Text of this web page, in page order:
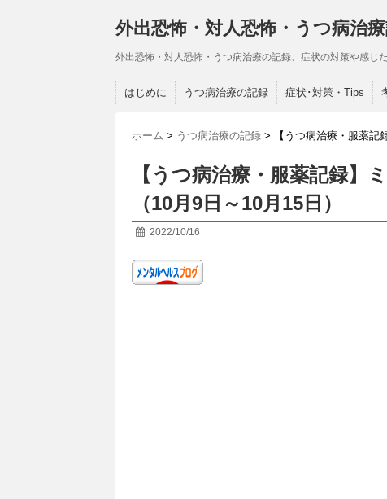
外出恐怖・対人恐怖・うつ病治
外出恐怖・対人恐怖・うつ病治療の記録、症状の対策や感じ
はじめに うつ病治療の記録 症状･対策・Tips
ホーム > うつ病治療の記録 > 【うつ病治療・服薬記
【うつ病治療・服薬記録】
（10月9日～10月15日）
2022/10/16